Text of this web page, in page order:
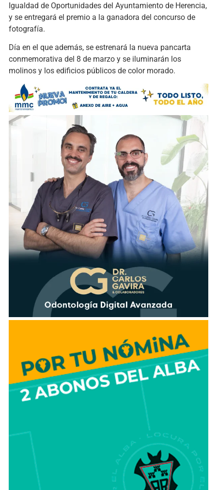
Igualdad de Oportunidades del Ayuntamiento de Herencia,
y se entregará el premio a la ganadora del concurso de
fotografía.
Día en el que además, se estrenará la nueva pancarta
conmemorativa del 8 de marzo y se iluminarán los
molinos y los edificios públicos de color morado.